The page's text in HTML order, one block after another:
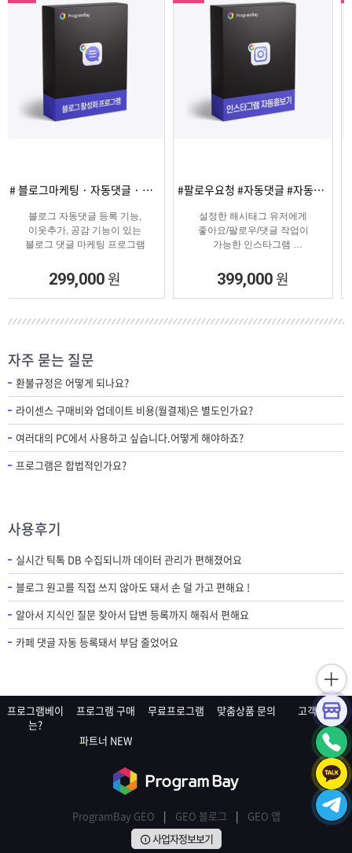
설정한 해시태그 유저에게
좋아요/팔로우/댓글 작업이
가능한 인스타그램
399,000원
# 카페게시글자동등록 · 중고카페글쓰기
중고나라 및 타겟 카페에
특정글을 자동으로 등록해주는
자동 게시글 등록 솔루션
399,000원
자주 묻는 질문
환불규정은 어떻게 되나요?
라이센스 구매비와 업데이트 비용(월결제)은 별도인가요?
여러대의 PC에서 사용하고 싶습니다.어떻게 해야하죠?
프로그램은 합법적인가요?
사용후기
실시간 틱톡 DB 수집되니까 데이터 관리가 편해졌어요
블로그 원고를 직접 쓰지 않아도 돼서 손 덜 가고 편해요 !
알아서 지식인 질문 찾아서 답변 등록까지 해줘서 편해요
카페 댓글 자동 등록돼서 부담 줄었어요
프로그램베이
는?
프로그램 구매 무료프로그램 맞춤상품 문의
고객센터
파트너 NEW
ProgramBay GEO | GEO 블로그 |
GEO 앱
사업자정보보기